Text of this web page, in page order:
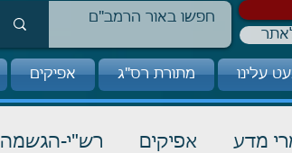
עלינו מתורת רס"ג אפיקים
מדע אפיקים רש"י-הגשמה